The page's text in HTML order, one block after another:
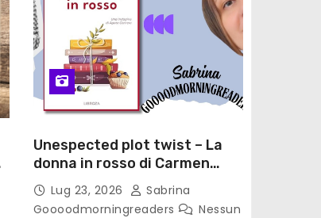
Unespected plot twist – La
donna in rosso di Carmen
Laterza
Lug 23, 2026
Sabrina
Goooodmorningreaders
Nessun